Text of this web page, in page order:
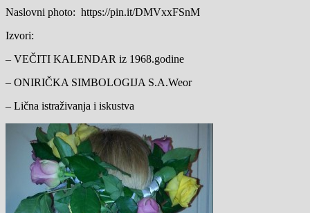
Naslovni photo: https://pin.it/DMVxxFSnM
Izvori:
– VEČITI KALENDAR iz 1968.godine
– ONIRIČKA SIMBOLOGIJA S.A.Weor
– Lična istraživanja i iskustva